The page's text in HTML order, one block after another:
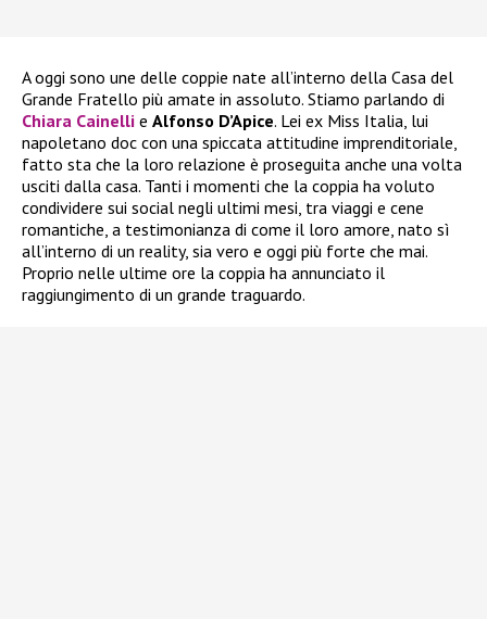
A oggi sono une delle coppie nate all’interno della Casa del
Grande Fratello più amate in assoluto. Stiamo parlando di
Chiara Cainelli e Alfonso D’Apice. Lei ex Miss Italia, lui
napoletano doc con una spiccata attitudine imprenditoriale,
fatto sta che la loro relazione è proseguita anche una volta
usciti dalla casa. Tanti i momenti che la coppia ha voluto
condividere sui social negli ultimi mesi, tra viaggi e cene
romantiche, a testimonianza di come il loro amore, nato sì
all’interno di un reality, sia vero e oggi più forte che mai.
Proprio nelle ultime ore la coppia ha annunciato il
raggiungimento di un grande traguardo.